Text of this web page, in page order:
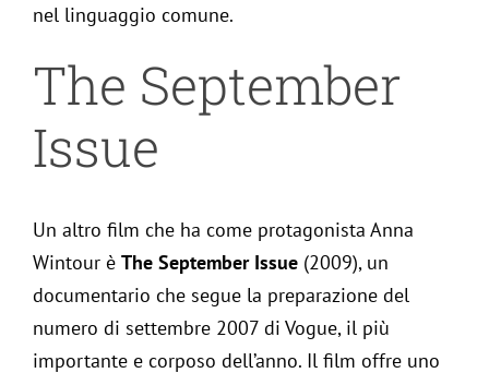
nel linguaggio comune.
The September
Issue
Un altro film che ha come protagonista Anna
Wintour è The September Issue (2009), un
documentario che segue la preparazione del
numero di settembre 2007 di Vogue, il più
importante e corposo dell’anno. Il film offre uno